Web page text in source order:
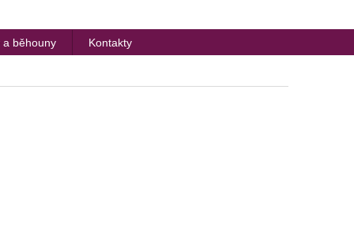
a běhouny Kontakty